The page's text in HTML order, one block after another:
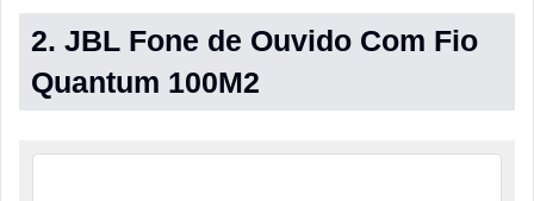
2. JBL Fone de Ouvido Com Fio
Quantum 100M2